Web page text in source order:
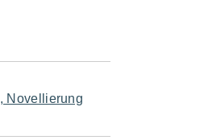
Novellierung